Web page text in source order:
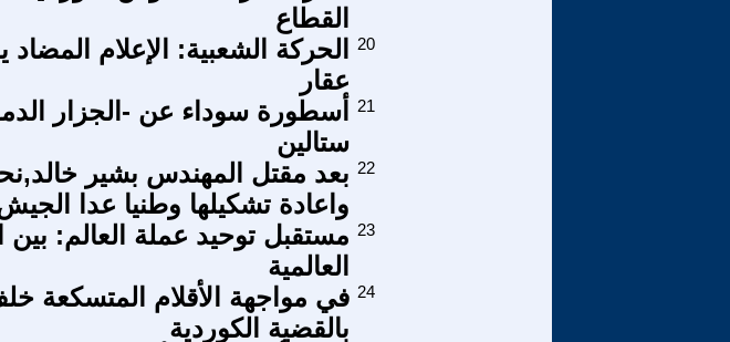
القطاع
الحركة الشعبية: الإعلام
عقار
20
أسطورة سوداء عن -الجزار
ستالين
21
بعد مقتل المهندس بشير
واعادة تشكيلها وطنيا عدا
22
مستقبل توحيد عملة العالم: بين
العالمية
23
في مواجهة الأقلام المتسكعة
بالقضية الكوردية
24